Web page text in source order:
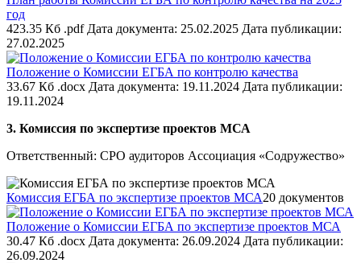
год
423.35 Кб .pdf Дата документа: 25.02.2025 Дата публикации:
27.02.2025
Положение о Комиссии ЕГБА по контролю качества
33.67 Кб .docx Дата документа: 19.11.2024 Дата публикации:
19.11.2024
3. Комиссия по экспертизе проектов МСА
Ответственный: СРО аудиторов Ассоциация «Содружество»
Комиссия ЕГБА по экспертизе проектов МСА20 документов
Положение о Комиссии ЕГБА по экспертизе проектов МСА
30.47 Кб .docx Дата документа: 26.09.2024 Дата публикации:
26.09.2024